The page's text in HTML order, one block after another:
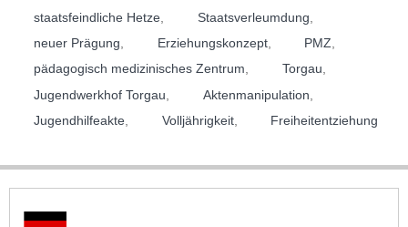
staatsfeindliche Hetze
Staatsverleumdung
neuer Prägung
Erziehungskonzept, PMZ
pädagogisch medizinisches Zentrum, Torgau,
Jugendwerkhof Torgau
Aktenmanipulation
Jugendhilfeakte
Volljährigkeit, Freiheitentziehung